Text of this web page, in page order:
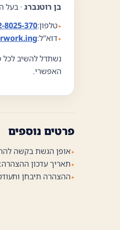
בן רוטנברג· בעל
טלפון:8025-370
דוא"ל:
האפשרי.
פרטים נוספים
אופן הגשת בקשה
תאריך עדכון ההצהרה:
ההצהרה תיבחן